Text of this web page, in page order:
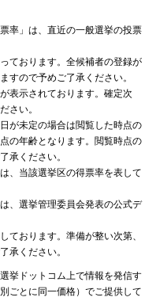
率」は、直近の一般選挙の投票
ております。全候補者の登録が
すので予めご了承ください。
表示されております。確定次
さい。
が未定の場合は閲覧した時点の
の年齢となります。閲覧時点の
承ください。
、当該選挙区の得票率を表して
、選挙管理委員会発表の公式デ
ております。準備が整い次第、
承ください。
挙ドットコム上で情報を発信す
ごとに同一価格）でご提供して